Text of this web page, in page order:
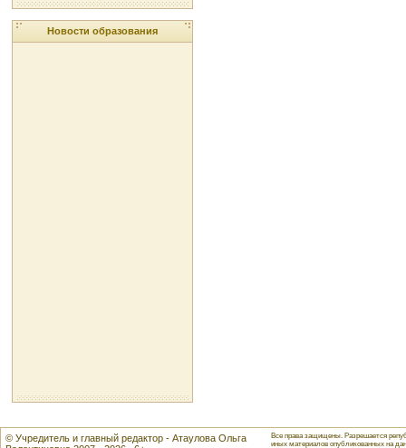
Новости образования
© Учредитель и главный редактор - Атаулова Ольга
Все права защищены. Разрешается
иных материалов опубликованных на